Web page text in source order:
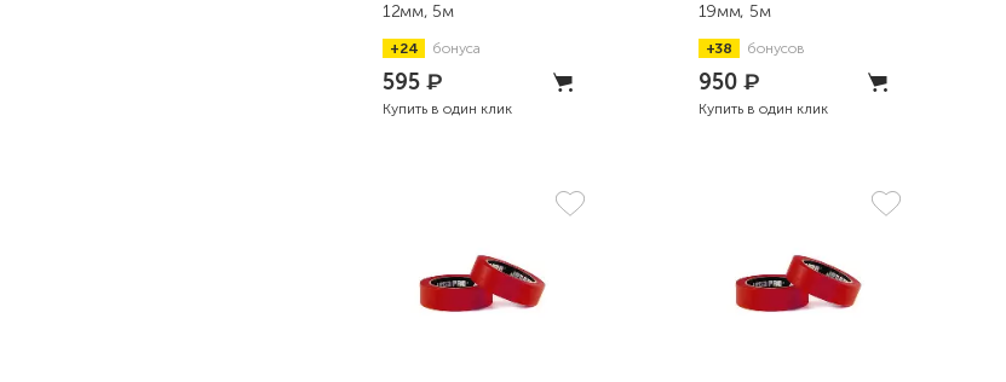
12мм, 5м
+24 бонуса
595 ₽
Купить в один клик
19мм, 5м
+38 бонусов
950 ₽
Купить в один клик